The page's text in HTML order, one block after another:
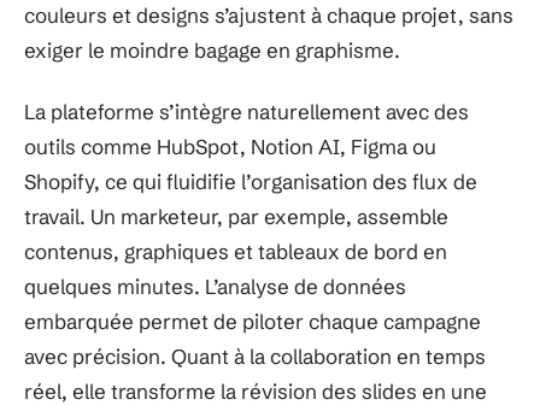
couleurs et designs s’ajustent à chaque projet, sans
exiger le moindre bagage en graphisme.
La plateforme s’intègre naturellement avec des
outils comme HubSpot, Notion AI, Figma ou
Shopify, ce qui fluidifie l’organisation des flux de
travail. Un marketeur, par exemple, assemble
contenus, graphiques et tableaux de bord en
quelques minutes. L’analyse de données
embarquée permet de piloter chaque campagne
avec précision. Quant à la collaboration en temps
réel, elle transforme la révision des slides en une